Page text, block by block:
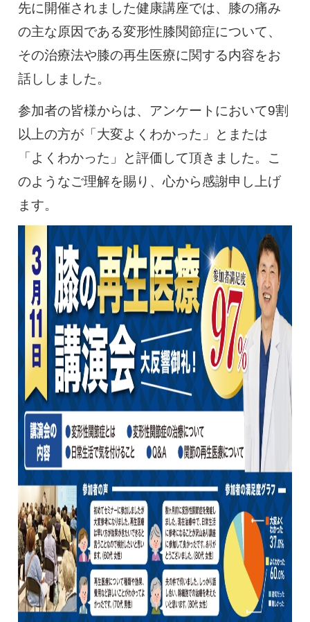
先に開催されました健康講座では、膝の痛み
の主な原因である変形性膝関節症について、
その治療法や膝の再生医療に関する内容をお
話ししました。
参加者の皆様からは、アンケートにおいて9割
以上の方が「大変よくわかった」とまたは
「よくわかった」と評価して頂きました。こ
のようなご理解を賜り、心から感謝申し上げ
ます。